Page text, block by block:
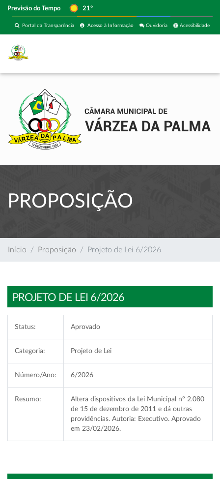
Previsão do Tempo 21º
Acessibilidade
Ouvidoria
Acesso à Informação
Portal da Transparência
PROPOSIÇÃO
Início Proposição Projeto de Lei 6/2026
PROJETO DE LEI 6/2026
Status: Aprovado
Categoria: Projeto de Lei
Número/Ano: 6/2026
Resumo:
Altera dispositivos da Lei Municipal nº 2.080
de 15 de dezembro de 2011 e dá outras
providências. Autoria: Executivo. Aprovado
em 23/02/2026.